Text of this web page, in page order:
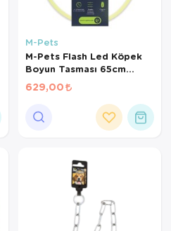
M-Pets
M-Pets Flash Led Köpek
Boyun Tasması 65cm
(Yeşil) [M]
629,00